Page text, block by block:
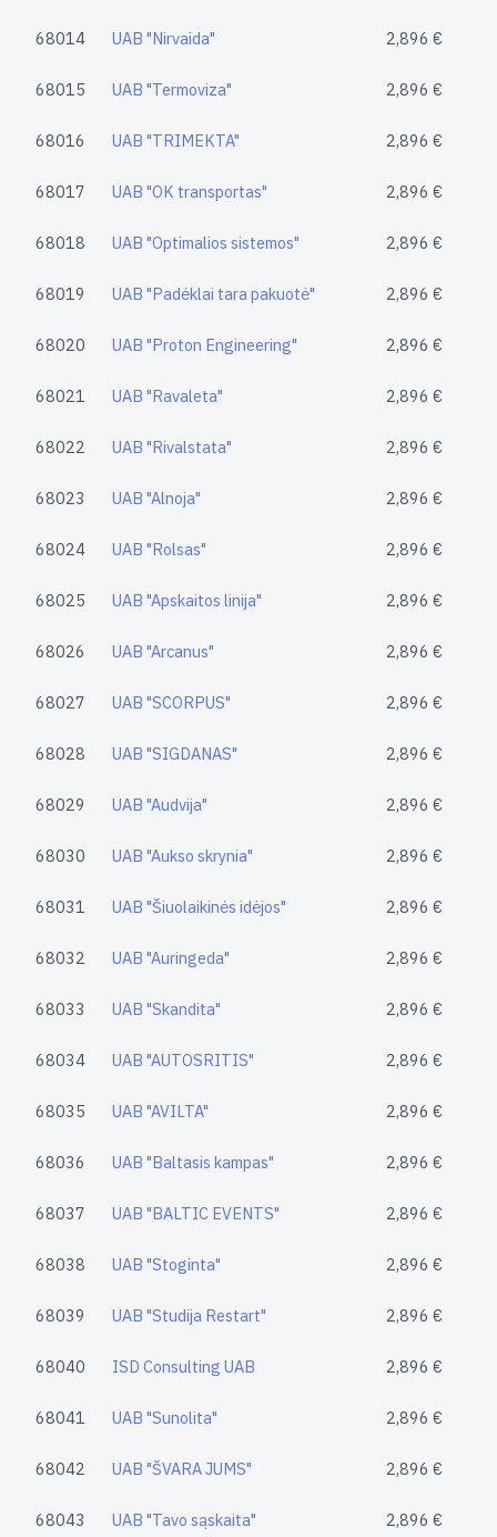
68014 UAB "Nirvaida" 2,896 €
68015 UAB "Termoviza" 2,896 €
68016 UAB "TRIMEKTA" 2,896 €
68017 UAB "OK transportas" 2,896 €
68018 UAB "Optimalios sistemos" 2,896 €
68019 UAB "Padėklai tara pakuotė" 2,896 €
68020 UAB "Proton Engineering" 2,896 €
68021 UAB "Ravaleta" 2,896 €
68022 UAB "Rivalstata" 2,896 €
68023 UAB "Alnoja" 2,896 €
68024 UAB "Rolsas" 2,896 €
68025 UAB "Apskaitos linija" 2,896 €
68026 UAB "Arcanus" 2,896 €
68027 UAB "SCORPUS" 2,896 €
68028 UAB "SIGDANAS" 2,896 €
68029 UAB "Audvija" 2,896 €
68030 UAB "Aukso skrynia" 2,896 €
68031 UAB "Šiuolaikinės idėjos" 2,896 €
68032 UAB "Auringeda" 2,896 €
68033 UAB "Skandita" 2,896 €
68034 UAB "AUTOSRITIS" 2,896 €
68035 UAB "AVILTA" 2,896 €
68036 UAB "Baltasis kampas" 2,896 €
68037 UAB "BALTIC EVENTS" 2,896 €
68038 UAB "Stoginta" 2,896 €
68039 UAB "Studija Restart" 2,896 €
68040 ISD Consulting UAB 2,896 €
68041 UAB "Sunolita" 2,896 €
68042 UAB "ŠVARA JUMS" 2,896 €
68043 UAB "Tavo sąskaita" 2,896 €